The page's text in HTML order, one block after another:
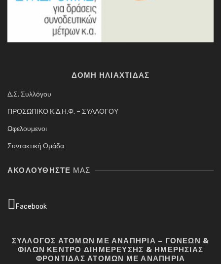
ΔΟΜΗ ΗΛΙΑΧΤΙΔΑΣ
Δ.Σ. Συλλόγου
ΠΡΟΣΩΠΙΚΟ Κ.Δ.Η.Φ. – ΣΥΛΛΟΓΟΥ
Ωφελουμενοι
Συντακτική Ομάδα
ΑΚΟΛΟΥΘΉΣΤΕ ΜΑΣ
Facebook
ΣΥΛΛΟΓΟΣ ΑΤΟΜΩΝ ΜΕ ΑΝΑΠΗΡΙΑ – ΓΟΝΕΩΝ &
ΦΙΛΩΝ ΚΕΝΤΡΟ ΔΙΗΜΕΡΕΥΣΗΣ & ΗΜΕΡΗΣΙΑΣ
ΦΡΟΝΤΙΔΑΣ ΑΤΟΜΩΝ ΜΕ ΑΝΑΠΗΡΙΑ